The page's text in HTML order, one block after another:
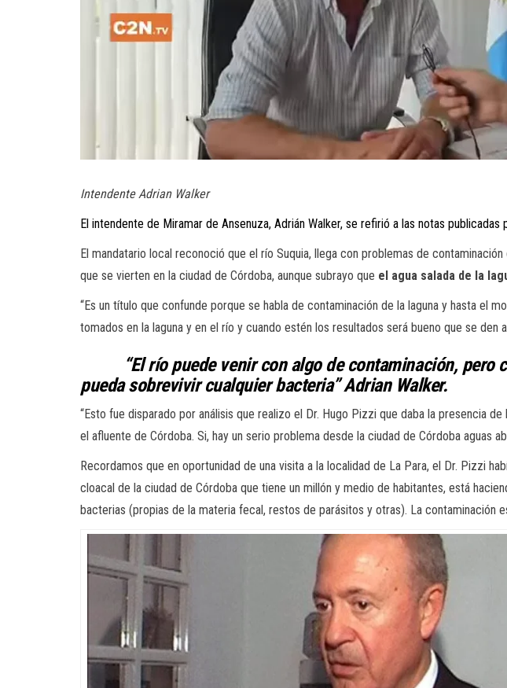
Intendente Adrian Walker
El intendente de Miramar de Ansenuza, Adrián Walker, se refirió a las notas
El mandatario local reconoció que el río Suquia, llega con problemas de
que se vierten en la ciudad de Córdoba, aunque subrayo que el agua salada de la
“Es un título que confunde porque se habla de contaminación de la laguna y hasta el
tomados en la laguna y en el río y cuando estén los resultados será bueno que se den
“El río puede venir con algo de contaminación,
pueda sobrevivir cualquier bacteria” Adrian Walker.
“Esto fue disparado por análisis que realizo el Dr. Hugo Pizzi que daba la presencia
el afluente de Córdoba. Si, hay un serio problema desde la ciudad de Córdoba aguas
Recordamos que en oportunidad de una visita a la localidad de La Para, el Dr. Pizzi
cloacal de la ciudad de Córdoba que tiene un millón y medio de habitantes, está
bacterias (propias de la materia fecal, restos de parásitos y otras). La